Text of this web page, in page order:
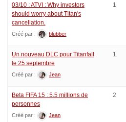
03/10 : ATVI : Why investors
should worry about Titan's
cancellation.
Créé par : blubber
1
Un nouveau DLC pour Titanfall
le 25 septembre
Créé par : Jean
1
Beta FIFA 15 : 5.5 millions de
personnes
Créé par : Jean
2